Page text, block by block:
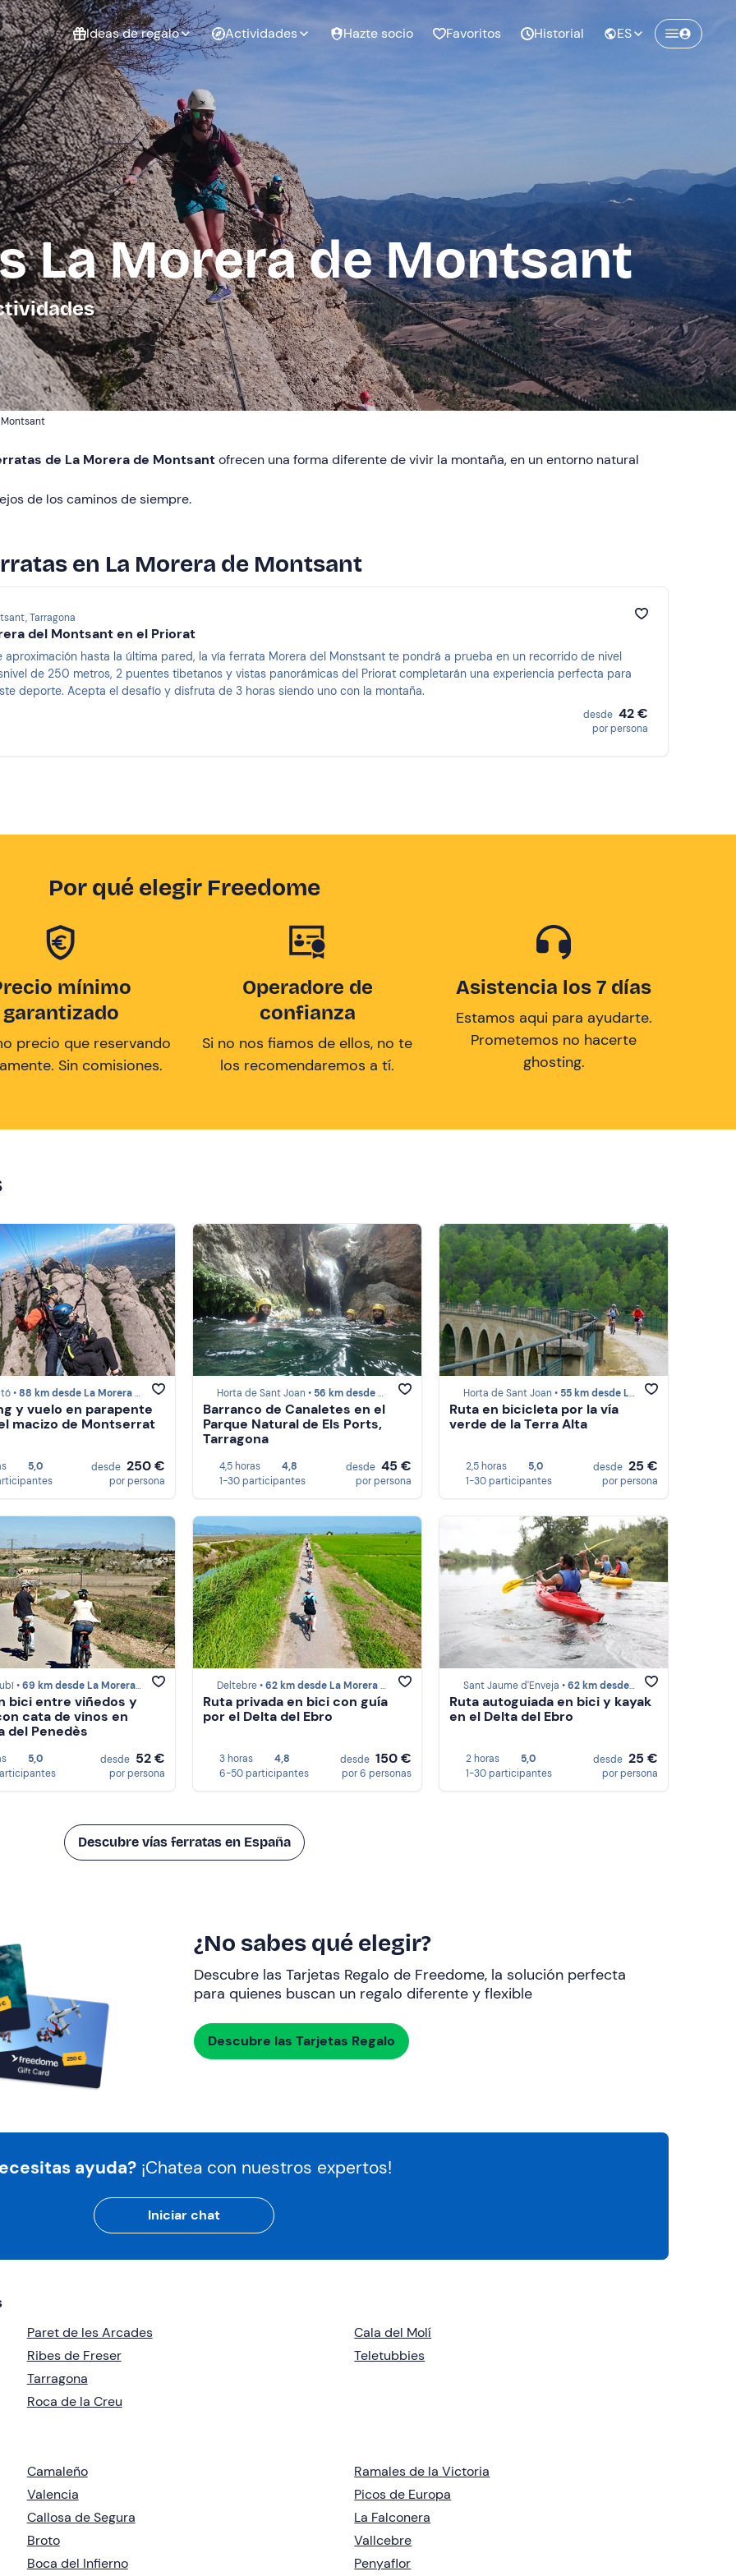
Ideas de regalo
que te
aire libre
tarjeta
Experiencias
para regalar
Experiencias
para regalar
en pareja
cumpleaños
Regalo de
graduación
Despedida de
soltero
Despedida de
soltera
Actividades Hazte socio Favoritos Historial ES
La Morera de Montsant
de La Morera de Montsantofrecen una forma diferente de vivir la montaña, en un entorno natural
de los caminos de siempre.
en La Morera de Montsant
Tarragona
del Montsant en el Priorat
aproximación hasta la última pared, la vía ferrata Morera del Monstsant te pondrá a prueba en un recorrido de nivel
de 250 metros, 2 puentes tibetanos y vistas panorámicas del Priorat completarán una experiencia perfecta para
deporte. Acepta el desafío y disfruta de 3 horas siendo uno con la montaña.
desde 42 €
por persona
Por qué elegir Freedome
mínimo
garantizado
precio que reservando
Sin comisiones.
Operadore de
confianza
Si no nos fiamos de ellos, no te
los recomendaremos a tí.
Asistencia los 7 días
Estamos aqui para ayudarte.
Prometemos no hacerte
ghosting.
•88 km desde La Morera de Montsant
y vuelo en parapente
macizo de Montserrat
5,0
desde 250 €
por persona
Horta de Sant Joan • 56 km desde La Morera de Montsant
Barranco de Canaletes en el
Parque Natural de Els Ports,
Tarragona
4,5 horas
4,8
1-30 participantes
desde 45 €
por persona
Horta de Sant Joan • 55 km desde La Morera de Montsant
Ruta en bicicleta por la vía
verde de la Terra Alta
2,5 horas
5,0
1-30 participantes
desde 25 €
por persona
•69 km desde La Morera de Montsant
bici entre viñedos y
cata de vinos en
del Penedès
5,0
desde 52 €
por persona
Deltebre •62 km desde La Morera de Montsant
Ruta privada en bici con guía
por el Delta del Ebro
3 horas
4,8
6-50 participantes
desde 150 €
por 6 personas
Sant Jaume d'Enveja •62 km desde La Morera de Montsant
Ruta autoguiada en bici y kayak
en el Delta del Ebro
2 horas
5,0
1-30 participantes
desde 25 €
por persona
Descubre vías ferratas en España
¿No sabes qué elegir?
Descubre las Tarjetas Regalo de Freedome, la solución perfecta
para quienes buscan un regalo diferente y flexible
Descubre las Tarjetas Regalo
ayuda? ¡Chatea con nuestros expertos!
Iniciar chat
Paret de les Arcades
Ribes de Freser
Tarragona
Roca de la Creu
Cala del Molí
Teletubbies
Camaleño
Valencia
Callosa de Segura
Broto
Boca del Infierno
Ramales de la Victoria
Picos de Europa
La Falconera
Vallcebre
Penyaflor